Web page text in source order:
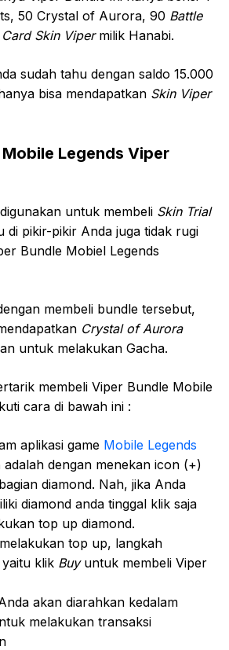
50 Crystal of Aurora, 90 Battle
Card Skin Viper milik Hanabi.
sudah tahu dengan saldo 15.000
bisa mendapatkan Skin Viper
Legends Viper
untuk membeli Skin Trial
di pikir-pikir Anda juga tidak rugi
Bundle Mobiel Legends
membeli bundle tersebut,
Crystal of Aurora
untuk melakukan Gacha.
membeli Viper Bundle Mobile
cara di bawah ini :
aplikasi game Mobile Legends
adalah dengan menekan icon (+)
diamond. Nah, jika Anda
diamond anda tinggal klik saja
top up diamond.
top up, langkah
klik Buy untuk membeli Viper
akan diarahkan kedalam
melakukan transaksi